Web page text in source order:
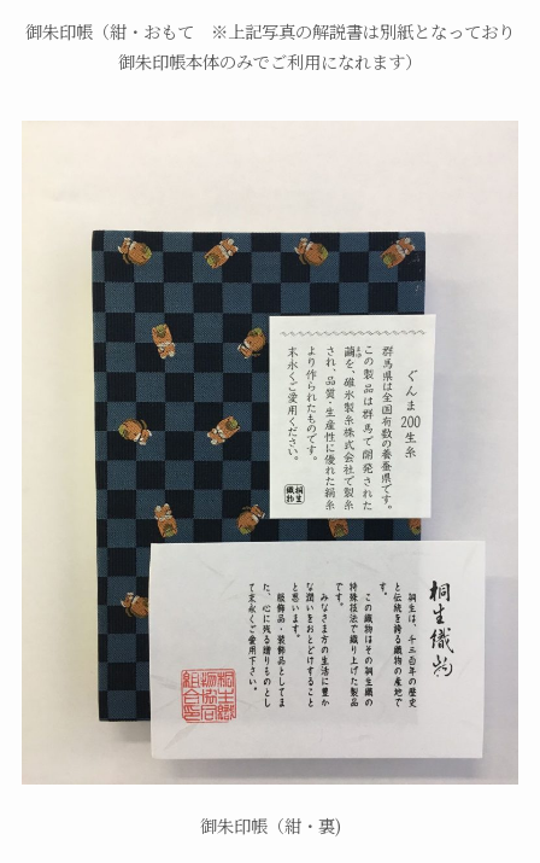
御朱印帳（紺・おもて ※上記写真の解説書は別紙となっており
御朱印帳本体のみでご利用になれます）
御朱印帳（紺・裏)